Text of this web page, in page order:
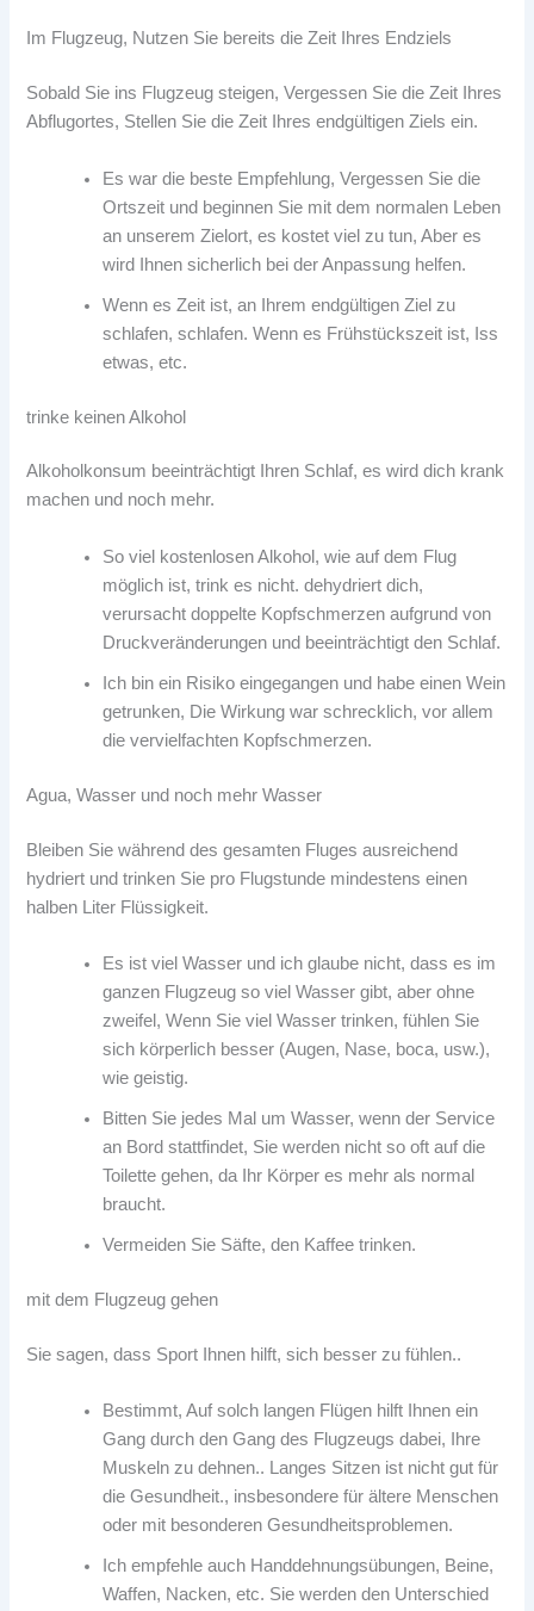
Im Flugzeug, Nutzen Sie bereits die Zeit Ihres Endziels
Sobald Sie ins Flugzeug steigen, Vergessen Sie die Zeit Ihres
Abflugortes, Stellen Sie die Zeit Ihres endgültigen Ziels ein.
Es war die beste Empfehlung, Vergessen Sie die
Ortszeit und beginnen Sie mit dem normalen Leben
an unserem Zielort, es kostet viel zu tun, Aber es
wird Ihnen sicherlich bei der Anpassung helfen.
Wenn es Zeit ist, an Ihrem endgültigen Ziel zu
schlafen, schlafen. Wenn es Frühstückszeit ist, Iss
etwas, etc.
trinke keinen Alkohol
Alkoholkonsum beeinträchtigt Ihren Schlaf, es wird dich krank
machen und noch mehr.
So viel kostenlosen Alkohol, wie auf dem Flug
möglich ist, trink es nicht. dehydriert dich,
verursacht doppelte Kopfschmerzen aufgrund von
Druckveränderungen und beeinträchtigt den Schlaf.
Ich bin ein Risiko eingegangen und habe einen Wein
getrunken, Die Wirkung war schrecklich, vor allem
die vervielfachten Kopfschmerzen.
Agua, Wasser und noch mehr Wasser
Bleiben Sie während des gesamten Fluges ausreichend
hydriert und trinken Sie pro Flugstunde mindestens einen
halben Liter Flüssigkeit.
Es ist viel Wasser und ich glaube nicht, dass es im
ganzen Flugzeug so viel Wasser gibt, aber ohne
zweifel, Wenn Sie viel Wasser trinken, fühlen Sie
sich körperlich besser (Augen, Nase, boca, usw.),
wie geistig.
Bitten Sie jedes Mal um Wasser, wenn der Service
an Bord stattfindet, Sie werden nicht so oft auf die
Toilette gehen, da Ihr Körper es mehr als normal
braucht.
Vermeiden Sie Säfte, den Kaffee trinken.
mit dem Flugzeug gehen
Sie sagen, dass Sport Ihnen hilft, sich besser zu fühlen..
Bestimmt, Auf solch langen Flügen hilft Ihnen ein
Gang durch den Gang des Flugzeugs dabei, Ihre
Muskeln zu dehnen.. Langes Sitzen ist nicht gut für
die Gesundheit., insbesondere für ältere Menschen
oder mit besonderen Gesundheitsproblemen.
Ich empfehle auch Handdehnungsübungen, Beine,
Waffen, Nacken, etc. Sie werden den Unterschied